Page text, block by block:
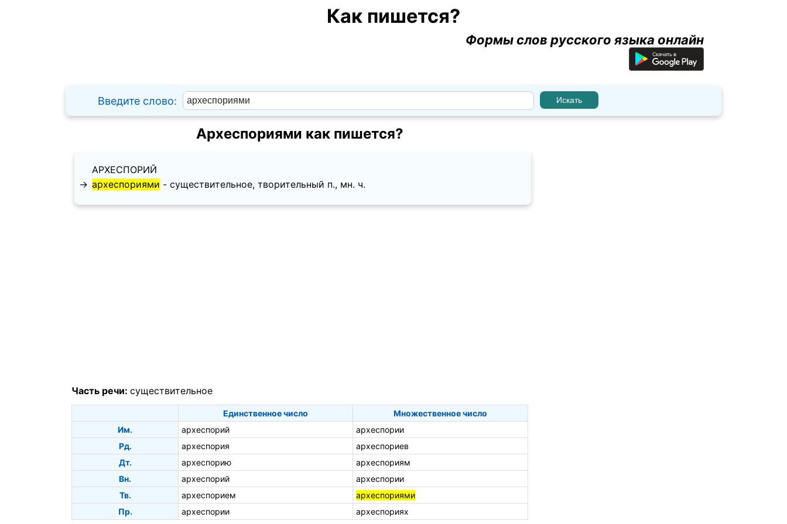
Как пишется?
Формы слов русского языка онлайн
Введите слово:
Археспориями как пишется?
АРХЕСПОРИЙ
→ археспориями - существительное, творительный п., мн. ч.
Часть речи: существительное
Единственное число
Множественное число
Им.
археспорий
археспории
Рд.
археспория
археспориев
Дт.
археспорию
археспориям
Вн.
археспорий
археспории
Тв.
археспорием
археспориями
Пр.
археспории археспориях